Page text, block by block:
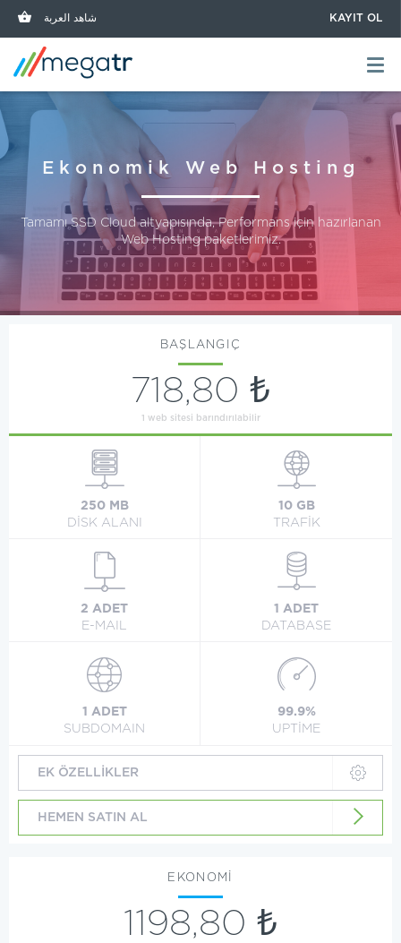
شاهد العربة KAYIT OL
Ekonomik Web Hosting
Tamamı SSD Cloud altyapısında, Performans için hazırlanan
Web Hosting paketlerimiz.
BAŞLANGIÇ
718,80 ₺
1 web sitesi barındırılabilir
250 MB
DİSK ALANI
10 GB
TRAFİK
2 ADET
E-MAIL
1 ADET
DATABASE
1 ADET
SUBDOMAIN
99.9%
UPTİME
EK ÖZELLİKLER
HEMEN SATIN AL
EKONOMİ
1198,80 ₺